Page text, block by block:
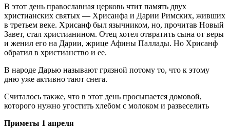
В этот день православная церковь чтит память двух
христианских святых — Хрисанфа и Дарии Римских, живших
в третьем веке. Хрисанф был язычником, но, прочитав Новый
Завет, стал христианином. Отец хотел отвратить сына от веры
и женил его на Дарии, жрице Афины Паллады. Но Хрисанф
обратил в христианство и ее.
В народе Дарью называют грязной потому то, что к этому
дню уже активно тают снега.
Считалось также, что в этот день просыпается домовой,
которого нужно угостить хлебом с молоком и развеселить
Приметы 1 апреля